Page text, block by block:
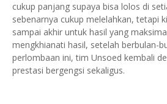
cukup panjang supaya bisa lolos di
sebenarnya cukup melelahkan, tetapi
sampai akhir untuk hasil yang
mengkhianati hasil, setelah berbulan-
perlombaan ini, tim Unsoed kembali
prestasi bergengsi sekaligus.